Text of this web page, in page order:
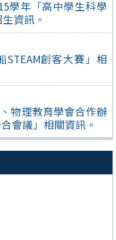
學年「高中學生科學
資訊。
創客大賽」相
物理教育學會合作辦
會議」相關資訊。